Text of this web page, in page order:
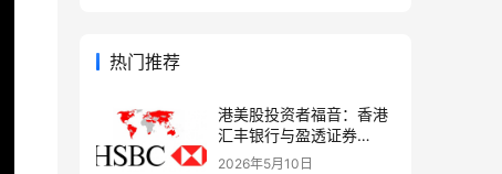
热门推荐
港美股投资者福音：香港
汇丰银行与盈透证券
（IBKR）绑定入金全流
2026年5月10日